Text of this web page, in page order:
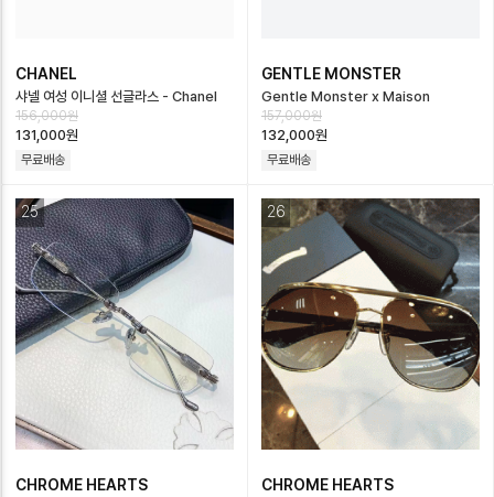
CHANEL
샤넬 여성 이니셜 선글라스 - Chanel
Womens Sunglasses - acc650…
156,000원
131,000원
무료배송
GENTLE MONSTER
Gentle Monster x Maison
Margiela MM110 01- 젠틀몬스터 …
157,000원
132,000원
무료배송
25
CHROME HEARTS
26
CHROME HEARTS